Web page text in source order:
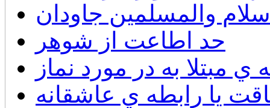
والمسلمين جاودان
حد اطاعت از شوهر
ي مبتلا به در مورد نماز
يا رابطه ي عاشقانه